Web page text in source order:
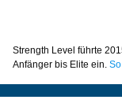
Strength Level führte
Anfänger bis Elite ein.